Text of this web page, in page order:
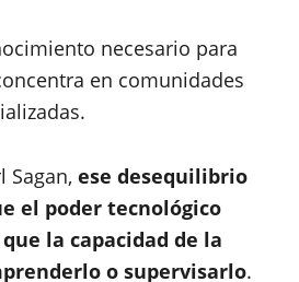
necesario para
en comunidades
Sagan, ese desequilibrio
el poder tecnológico
la capacidad de la
o supervisarlo.